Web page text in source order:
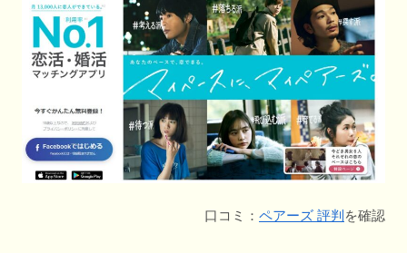
口コミ： ペアーズ 評判 を確認